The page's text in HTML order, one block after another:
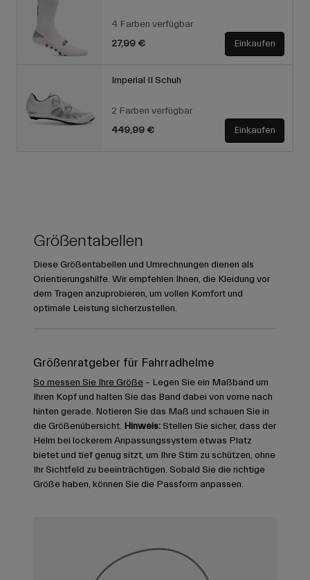
4 Farben verfügbar
27,99 €
Einkaufen
Imperial II Schuh
2 Farben verfügbar
449,99 €
Einkaufen
Größentabellen
Diese Größentabellen und Umrechnungen dienen als
Orientierungshilfe. Wir empfehlen Ihnen, die Kleidung vor
dem Tragen anzuprobieren, um vollen Komfort und
optimale Leistung sicherzustellen.
Größenratgeber für Fahrradhelme
So messen Sie Ihre Größe – Legen Sie ein Maßband um
Ihren Kopf und halten Sie das Band dabei von vorne nach
hinten gerade. Notieren Sie das Maß und schauen Sie in
die Größenübersicht. Hinweis: Stellen Sie sicher, dass der
Helm bei lockerem Anpassungssystem etwas Platz
bietet und tief genug sitzt, um Ihre Stirn zu schützen, ohne
Ihr Sichtfeld zu beeinträchtigen. Sobald Sie die richtige
Größe haben, können Sie die Passform anpassen.